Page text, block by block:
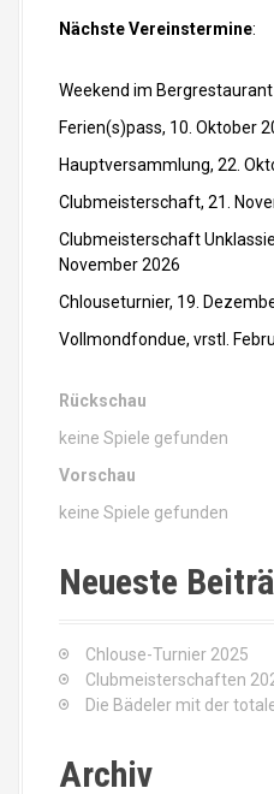
Nächste Vereinstermine:
Weekend im
Ferien(s)pass, 10. Oktober
Hauptversammlung, 22.
Clubmeisterschaft, 21.
Clubmeisterschaft
November 2026
Chlouseturnier, 19.
Vollmondfondue, vrstl.
Rückschau
keine Spiele gefunden
Vorschau
keine Spiele gefunden
Neueste
Chlouse-Turnier 2025
Clubmeisterschaften
Die Bädeler mit der
Archiv